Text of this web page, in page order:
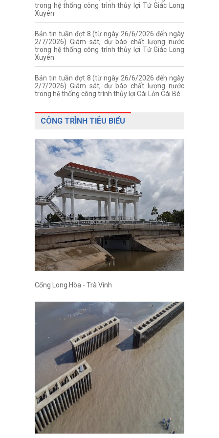
trong hệ thống công trình thủy lợi Tứ Giác Long
Xuyên
Bản tin tuần đợt 8 (từ ngày 26/6/2026 đến ngày
2/7/2026) Giám sát, dự báo chất lượng nước
trong hệ thống công trình thủy lợi Tứ Giác Long
Xuyên
Bản tin tuần đợt 8 (từ ngày 26/6/2026 đến ngày
2/7/2026) Giám sát, dự báo chất lượng nước
trong hệ thống công trình thủy lợi Cái Lớn Cái Bé
CÔNG TRÌNH TIÊU BIỂU
Cống Long Hòa - Trà Vinh